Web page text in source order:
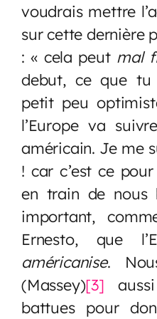
voudrais mettre
sur cette dernière
: « cela peut mal
debut, ce que tu
petit peu
l’Europe va
américain. Je me
! car c’est ce
en train de nous
important,
Ernesto, que
américanise.
(Massey)[3]
battues pour